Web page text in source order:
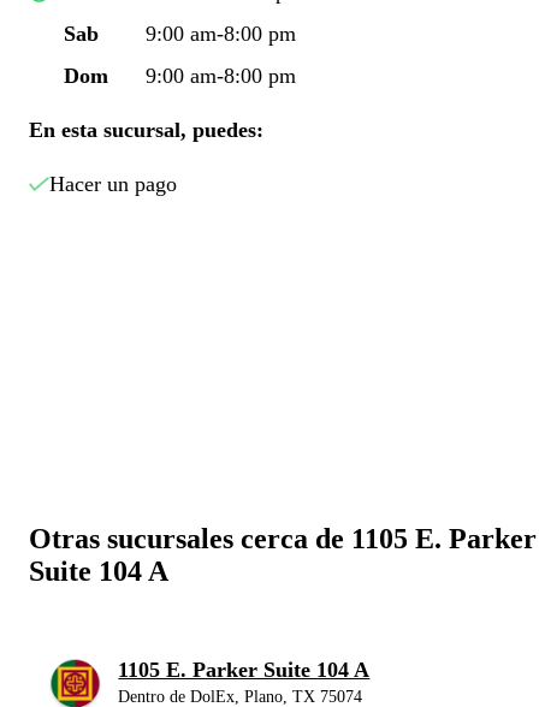
Sab
9:00 am-8:00 pm
Dom
9:00 am-8:00 pm
En esta sucursal, puedes:
Hacer un pago
Otras sucursales cerca de 1105 E. Parker
Suite 104 A
1105 E. Parker Suite 104 A
Dentro de DolEx, Plano, TX 75074